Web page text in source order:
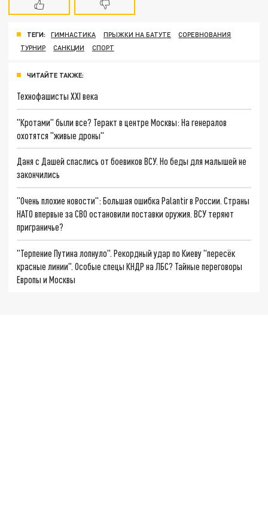
ТЕГИ: ГИМНАСТИКА ПРЫЖКИ НА БАТУТЕ
СОРЕВНОВАНИЯ
ТУРНИР
САНКЦИИ СПОРТ
ЧИТАЙТЕ ТАКЖЕ:
Технофашисты XXI века
"Кротами" были все? Теракт в центре Москвы: На генералов
охотятся "живые дроны"
Даня с Дашей спаслись от боевиков ВСУ. Но беды для малышей не
закончились
"Очень плохие новости": Большая ошибка Palantir в России. Страны
НАТО впервые за СВО остановили поставки оружия. ВСУ теряют
приграничье?
"Терпение Путина лопнуло". Рекордный удар по Киеву "пересёк
красные линии". Особые спецы КНДР на ЛБС? Тайные переговоры
Европы и Москвы